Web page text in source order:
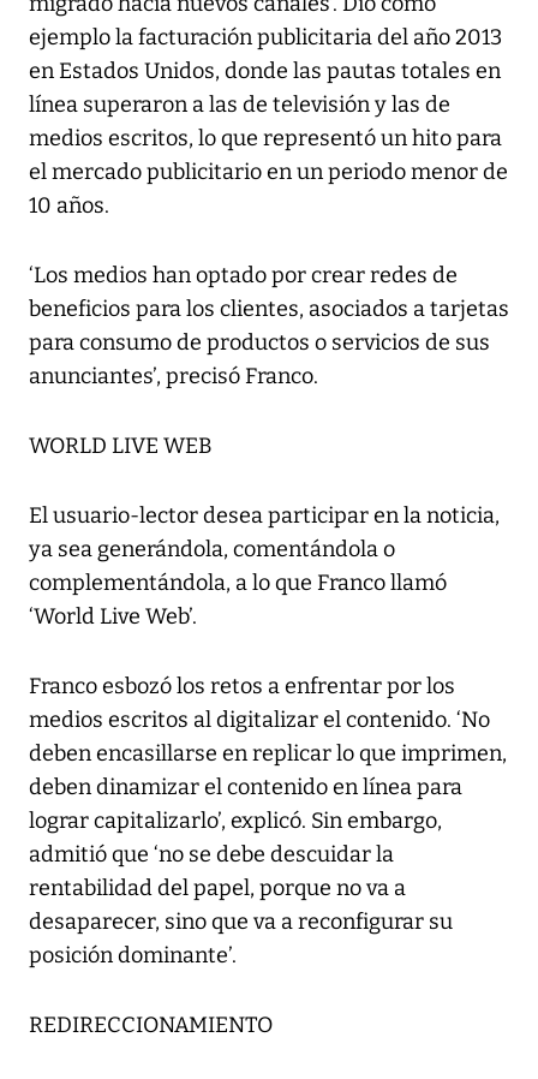
ejemplo la facturación publicitaria del año 2013
en Estados Unidos, donde las pautas totales en
línea superaron a las de televisión y las de
medios escritos, lo que representó un hito para
el mercado publicitario en un periodo menor de
10 años.
‘Los medios han optado por crear redes de
beneficios para los clientes, asociados a tarjetas
para consumo de productos o servicios de sus
anunciantes’, precisó Franco.
WORLD LIVE WEB
El usuario-lector desea participar en la noticia,
ya sea generándola, comentándola o
complementándola, a lo que Franco llamó
‘World Live Web’.
Franco esbozó los retos a enfrentar por los
medios escritos al digitalizar el contenido. ‘No
deben encasillarse en replicar lo que imprimen,
deben dinamizar el contenido en línea para
lograr capitalizarlo’, explicó. Sin embargo,
admitió que ‘no se debe descuidar la
rentabilidad del papel, porque no va a
desaparecer, sino que va a reconfigurar su
posición dominante’.
REDIRECCIONAMIENTO